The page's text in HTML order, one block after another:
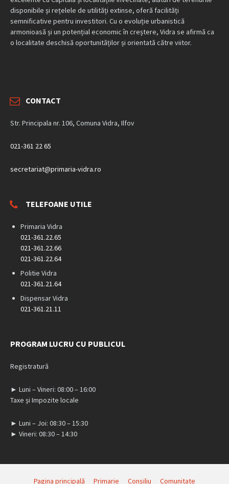
disponibile și rețelele de utilități extinse, oferă facilități
semnificative pentru investitori. Cu o evoluție urbanistică
armonioasă și un potențial economic în creștere, Vidra se afirmă ca
o localitate deschisă oportunităților și orientată către viitor.
CONTACT
Str. Principala nr. 106, Comuna Vidra, Ilfov
021-361 22 65
secretariat@primaria-vidra.ro
TELEFOANE UTILE
Primaria Vidra
021-361.22.65
021-361.22.66
021-361.22.64
Politie Vidra
021-361.21.64
Dispensar Vidra
021-361.21.11
PROGRAM LUCRU CU PUBLICUL
Registratură
► Luni – Vineri: 08:00 – 16:00
Taxe și Impozite locale
► Luni – Joi: 08:30 – 15:30
► Vineri: 08:30 – 14:30
Pagina principală Primarie Consiliu Comunitate